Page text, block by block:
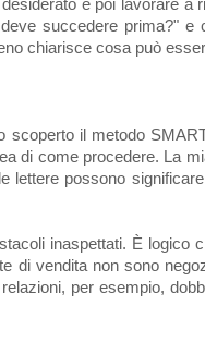
e poi lavorare
succedere prima?"
chiarisce cosa può
scoperto il metodo
di come procedere. La
lettere possono
inaspettati. È logico
di vendita non sono
per esempio,